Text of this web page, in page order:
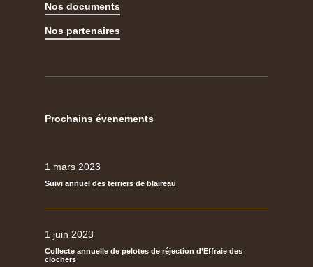
Nos documents
Nos partenaires
Prochains évenements
1 mars 2023
Suivi annuel des terriers de blaireau
1 juin 2023
Collecte annuelle de pelotes de réjection d’Effraie des
clochers